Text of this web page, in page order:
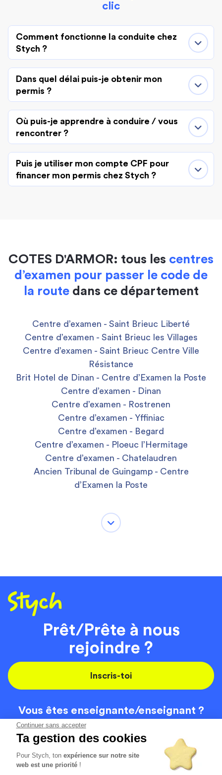
Continuer sans accepter
Ta gestion des cookies
Pour Stych, tonexpérience sur notre site
web est une priorité !
clic
Comment fonctionne la conduite chez
Stych ?
Dans quel délai puis-je obtenir mon
permis ?
Où puis-je apprendre à conduire / vous
rencontrer ?
Puis je utiliser mon compte CPF pour
financer mon permis chez Stych ?
COTES D'ARMOR: tous les centres
d’examen pour passer le code de
la routedans ce département
Centre d’examen - Saint Brieuc Liberté
Centre d’examen - Saint Brieuc les Villages
Centre d’examen - Saint Brieuc Centre Ville
Résistance
Brit Hotel de Dinan - Centre d’Examen la Poste
Centre d’examen - Dinan
Centre d’examen - Rostrenen
Centre d’examen - Yffiniac
Centre d’examen - Begard
Centre d’examen - Ploeuc l’Hermitage
Centre d’examen - Chatelaudren
Ancien Tribunal de Guingamp - Centre
d’Examen la Poste
Prêt/Prête à nous
rejoindre ?
Inscris-toi
Vous êtes enseignante/enseignant ?
On recrute
Code de la route
Contact